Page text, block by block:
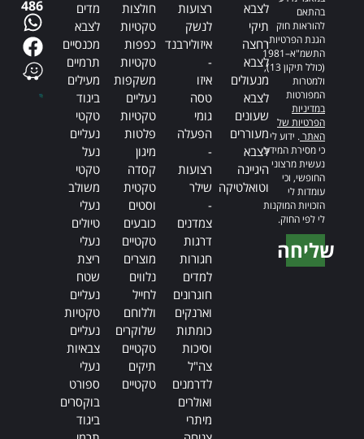
בהתאם
להוראות חוק
הגנת הפרטיות,
התשמ"א–1981
(כולל תיקון 13),
ולמטרות
המפורטות
במדיניות
הפרטיות של
האתר. ידוע לי
כי מסירת המידע
נעשית מרצוני
החופשי, וכי
עומדות לי
הזכויות המוקנות
לי לפי החוק.
שליחה
לצבא
תיקי
רחצה
לצבא
מנעולים
לצבא
שעונים
מעוררים
לצבא
היגיינה
וטואלטיקה
רצועות
לנשק
איזולירבנד
-
איזו
טסה
גומי
הפעלה
-
רצועות
שילר
-
צמדנים
דרגות
חגורות
למדים
חוגרונים
וארנקים
כומתות
וסיכות
צה"ל
לדרמנים
ואולרים
מיתרי
חולצות
טקטיות
כפפות
טקטיות
משקפות
נעליים
טקטיות
פלטות
מיגון
קסדה
טקטית
וסטים
כובעים
טקטיים
מוצרים
נלווים
לחייל
וללוחם
שלוקרים
טקטיים
תיקים
טקטיים
מדים
לצבא
מכנסיים
תרמיים
מעילים
ביגוד
טקטי
נעליים
נעל
טקטי
משולב
נעלי
טיולים
נעלי
ריצת
שטח
נעליים
טקטיות
נעליים
צבאיות
נעלי
ספורט
בוקסרים
ביגוד
486